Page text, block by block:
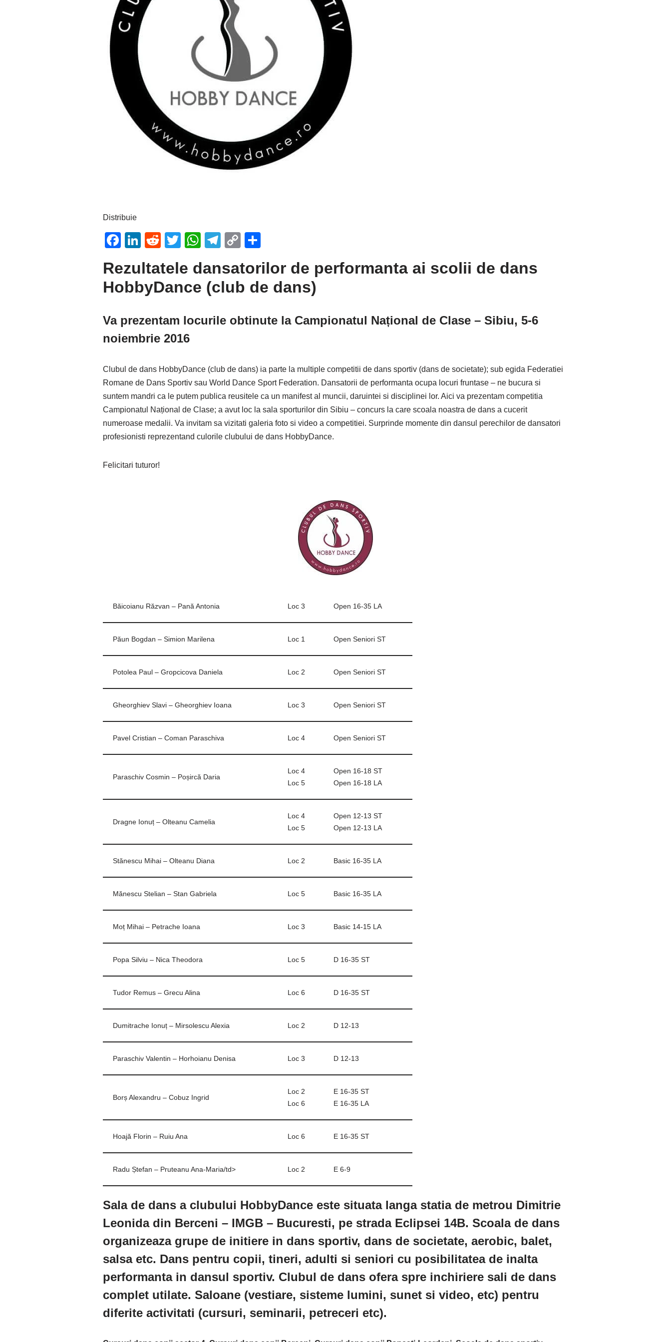
Distribuie
F
c
e
o
o
Li
k
e
n
R
d
di
T
tt
er
W
at
s
p
T
e
gr
m
C
p
y
n
ta
je
z
Rezultatele dansatorilor de performanta ai scolii de dans
HobbyDance (club de dans)
Va prezentam locurile obtinute la Campionatul Național de Clase – Sibiu, 5-6
noiembrie 2016
Clubul de dans HobbyDance (club de dans) ia parte la multiple competitii de dans sportiv (dans de societate); sub egida Federatiei
Romane de Dans Sportiv sau World Dance Sport Federation. Dansatorii de performanta ocupa locuri fruntase – ne bucura si
suntem mandri ca le putem publica reusitele ca un manifest al muncii, daruintei si disciplinei lor. Aici va prezentam competitia
Campionatul Național de Clase; a avut loc la sala sporturilor din Sibiu – concurs la care scoala noastra de dans a cucerit
numeroase medalii. Va invitam sa vizitati galeria foto si video a competitiei. Surprinde momente din dansul perechilor de dansatori
profesionisti reprezentand culorile clubului de dans HobbyDance.
Felicitari tuturor!
Băicoianu Răzvan – Pană Antonia Loc 3 Open 16-35 LA
Păun Bogdan – Simion Marilena Loc 1 Open Seniori ST
Potolea Paul – Gropcicova Daniela Loc 2 Open Seniori ST
Gheorghiev Slavi – Gheorghiev Ioana Loc 3 Open Seniori ST
Pavel Cristian – Coman Paraschiva Loc 4 Open Seniori ST
Paraschiv Cosmin – Poșircă Daria
Loc 4
Loc 5
Open 16-18 ST
Open 16-18 LA
Dragne Ionuț – Olteanu Camelia
Loc 4
Loc 5
Open 12-13 ST
Open 12-13 LA
Stănescu Mihai – Olteanu Diana Loc 2 Basic 16-35 LA
Mănescu Stelian – Stan Gabriela Loc 5 Basic 16-35 LA
Moț Mihai – Petrache Ioana Loc 3 Basic 14-15 LA
Popa Silviu – Nica Theodora Loc 5 D 16-35 ST
Tudor Remus – Grecu Alina Loc 6 D 16-35 ST
Dumitrache Ionuț – Mirsolescu Alexia Loc 2 D 12-13
Paraschiv Valentin – Horhoianu Denisa Loc 3 D 12-13
Borș Alexandru – Cobuz Ingrid
Loc 2
Loc 6
E 16-35 ST
E 16-35 LA
Hoajă Florin – Ruiu Ana Loc 6 E 16-35 ST
Radu Ștefan – Pruteanu Ana-Maria/td> Loc 2 E 6-9
Sala de dans a clubului HobbyDance este situata langa statia de metrou Dimitrie
Leonida din Berceni – IMGB – Bucuresti, pe strada Eclipsei 14B. Scoala de dans
organizeaza grupe de initiere in dans sportiv, dans de societate, aerobic, balet,
salsa etc. Dans pentru copii, tineri, adulti si seniori cu posibilitatea de inalta
performanta in dansul sportiv. Clubul de dans ofera spre inchiriere sali de dans
complet utilate. Saloane (vestiare, sisteme lumini, sunet si video, etc) pentru
diferite activitati (cursuri, seminarii, petreceri etc).